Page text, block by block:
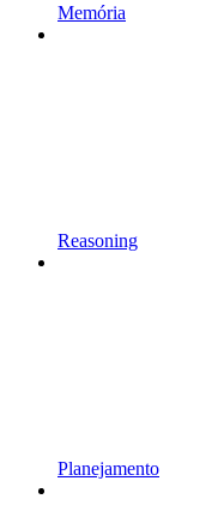
Memória
Reasoning
Planejamento